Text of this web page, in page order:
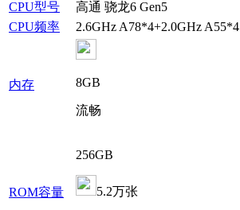
CPU型号
高通 骁龙6 Gen5
CPU频率
2.6GHz A78*4+2.0GHz A55*4
内存 8GB
流畅
ROM容量
256GB
5.2万张